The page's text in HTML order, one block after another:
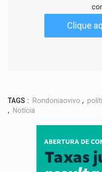
Clique
TAGS : Rondoniaovivo ,
, Notícia